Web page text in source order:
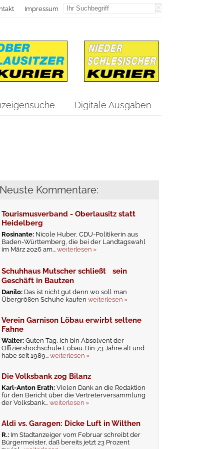
Impressum
Digitale Ausgaben
Neuste Kommentare:
Tourismusverband - Oberlausitz statt
Heidelberg
Rosinante: Nicole Huber, CDU-Politikerin aus
Baden-Württemberg, die bei der Landtagswahl
im März 2026 am...weiterlesen »
Schuhhaus Mutscher schließt sein
Geschäft in Bautzen
Danilo: Das ist nicht gut denn wo soll man
Übergrößen Schuhe kaufenweiterlesen »
Verein Garnison Löbau erwirbt seltene
Fahne
Walter:Guten Tag, Ich bin Absolvent der
Offiziershochschule Löbau. Bin 73 Jahre alt und
habe seit 1989...weiterlesen »
Die Volksbank zog Bilanz
Karl-Anton Erath:Vielen Dank an die Redaktion
für den Bericht über die Vertreterversammlung
der Volksbank...weiterlesen »
Aldi vs. Garagen: Dicke Luft in Wilthen
R.: Im Stadtanzeiger vom Februar schreibt der
Bürgermeister, daß bereits jetzt 23 Prozent